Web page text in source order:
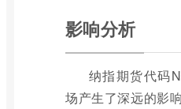
影响分析
纳指期货代码
场产生了深远的影